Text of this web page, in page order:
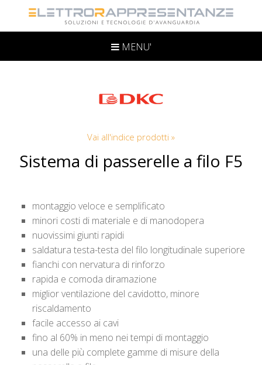
MENU'
Vai all'indice prodotti »
Sistema di passerelle a filo F5
montaggio veloce e semplificato
minori costi di materiale e di manodopera
nuovissimi giunti rapidi
saldatura testa-testa del filo longitudinale superiore
fianchi con nervatura di rinforzo
rapida e comoda diramazione
miglior ventilazione del cavidotto, minore
riscaldamento
facile accesso ai cavi
fino al 60% in meno nei tempi di montaggio
una delle più complete gamme di misure della